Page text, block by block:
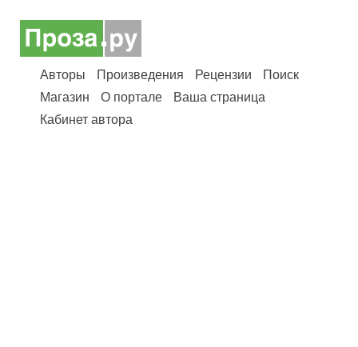
Авторы Произведения Рецензии
Поиск
Магазин
О портале
Ваша страница
Кабинет автора